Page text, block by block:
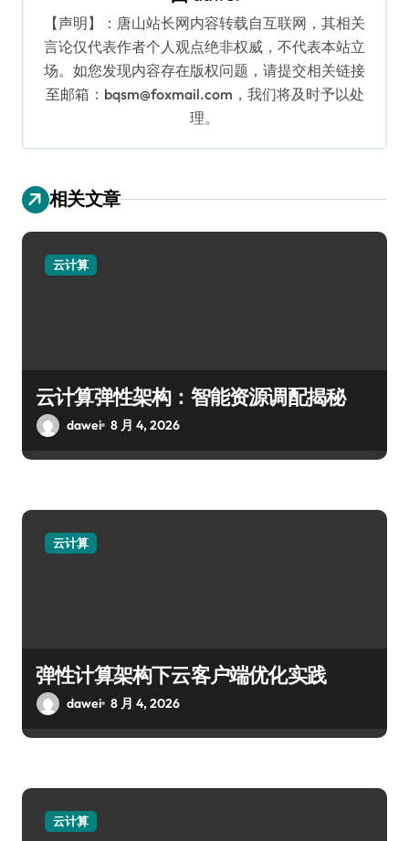
【声明】：唐山站长网内容转载自互联网，其相关
言论仅代表作者个人观点绝非权威，不代表本站立
场。如您发现内容存在版权问题，请提交相关链接
至邮箱：bqsm@foxmail.com，我们将及时予以处
理。
相关文章
云计算
云计算弹性架构：智能资源调配揭秘
dawei 8 月 4, 2026
云计算
弹性计算架构下云客户端优化实践
dawei 8 月 4, 2026
云计算